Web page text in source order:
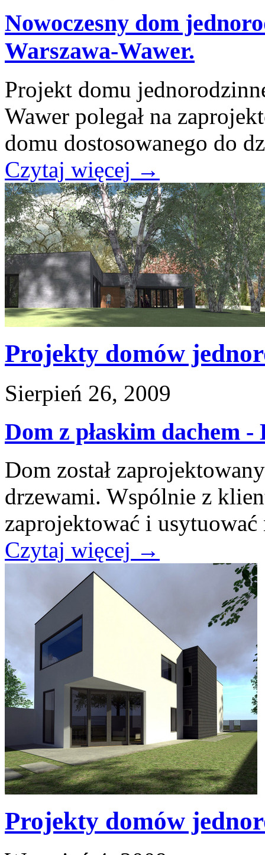
Nowoczesny dom
Warszawa-Wawer.
Projekt domu
Wawer polegał na
domu dostosowanego do
Czytaj więcej →
Projekty domów
Sierpień 26, 2009
Dom z płaskim dachem
Dom został
drzewami. Wspólnie z
zaprojektować i usytuować
Czytaj więcej →
Projekty domów